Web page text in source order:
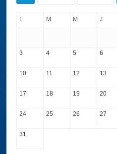
L M M J
3 4 5 6
10 11 12 13
17 18 19 20
24 25 26 27
31